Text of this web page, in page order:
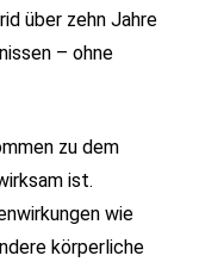
über zehn Jahre
– ohne
zu dem
ist.
wie
körperliche